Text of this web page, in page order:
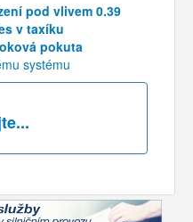
pod vlivem 0.39
v taxíku
pokuta
systému